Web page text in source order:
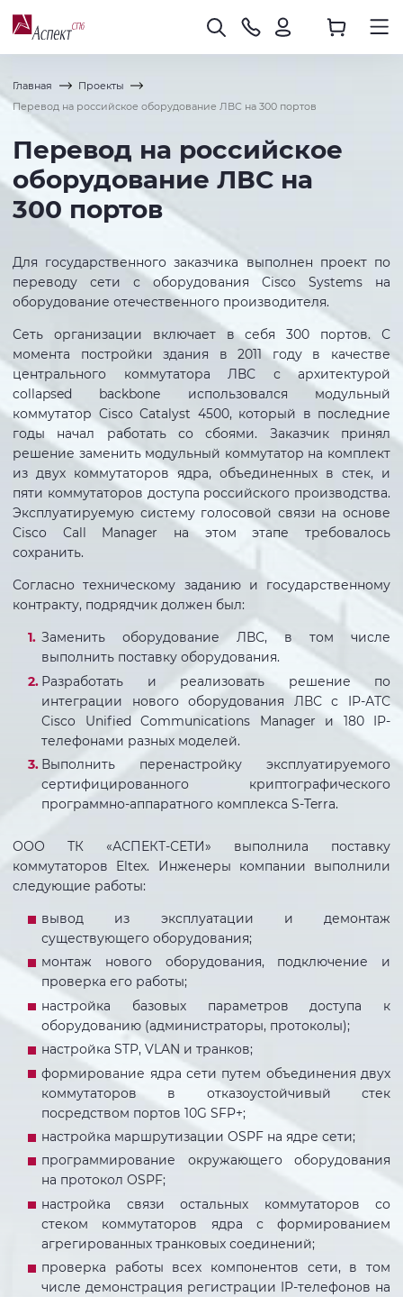
Главная
Проекты
Перевод на российское оборудование ЛВС на 300 портов
Перевод на российское
оборудование ЛВС на
300 портов
Для государственного заказчика выполнен проект по
переводу сети с оборудования Cisco Systems на
оборудование отечественного производителя.
Сеть организации включает в себя 300 портов. С
момента постройки здания в 2011 году в качестве
центрального коммутатора ЛВС с архитектурой
collapsed backbone использовался модульный
коммутатор Cisco Catalyst 4500, который в последние
годы начал работать со сбоями. Заказчик принял
решение заменить модульный коммутатор на комплект
из двух коммутаторов ядра, объединенных в стек, и
пяти коммутаторов доступа российского производства.
Эксплуатируемую систему голосовой связи на основе
Cisco Call Manager на этом этапе требовалось
сохранить.
Согласно техническому заданию и государственному
контракту, подрядчик должен был:
Заменить оборудование ЛВС, в том числе
выполнить поставку оборудования.
Разработать и реализовать решение по
интеграции нового оборудования ЛВС с IP-АТС
Cisco Unified Communications Manager и 180 IP-
телефонами разных моделей.
Выполнить перенастройку эксплуатируемого
сертифицированного криптографического
программно-аппаратного комплекса S-Terra.
ООО ТК «АСПЕКТ-СЕТИ» выполнила поставку
коммутаторов Eltex. Инженеры компании выполнили
следующие работы:
вывод из эксплуатации и демонтаж
существующего оборудования;
монтаж нового оборудования, подключение и
проверка его работы;
настройка базовых параметров доступа к
оборудованию (администраторы, протоколы);
настройка STP, VLAN и транков;
формирование ядра сети путем объединения двух
коммутаторов в отказоустойчивый стек
посредством портов 10G SFP+;
настройка маршрутизации OSPF на ядре сети;
программирование окружающего оборудования
на протокол OSPF;
настройка связи остальных коммутаторов со
стеком коммутаторов ядра с формированием
агрегированных транковых соединений;
проверка работы всех компонентов сети, в том
числе демонстрация регистрации IP-телефонов на